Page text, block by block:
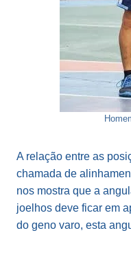
A relação entre as
chamada de
nos mostra que a
joelhos deve ficar em
do geno varo, esta